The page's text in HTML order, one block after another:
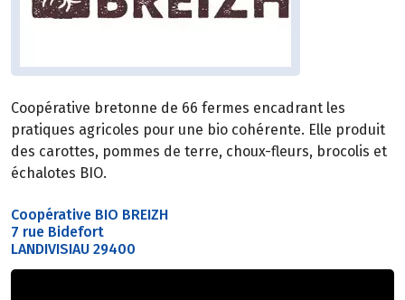
Coopérative bretonne de 66 fermes encadrant les
pratiques agricoles pour une bio cohérente. Elle produit
des carottes, pommes de terre, choux-fleurs, brocolis et
échalotes BIO.
Coopérative BIO BREIZH
7 rue Bidefort
LANDIVISIAU 29400